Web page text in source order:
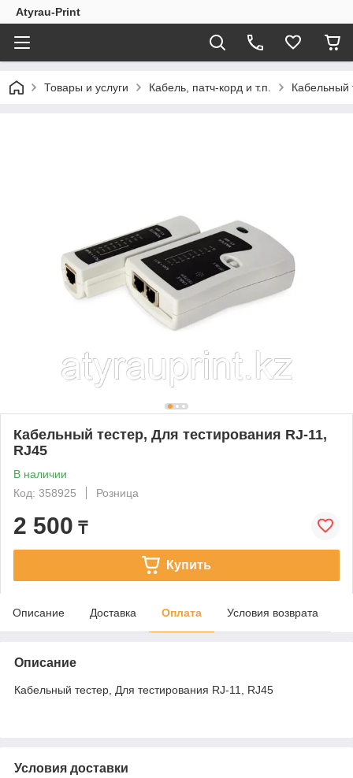
Atyrau-Print
Товары и услуги Кабель, патч-корд и т.п. Кабельный
Кабельный тестер, Для тестирования RJ-11,
RJ45
В наличии
Код: 358925
Розница
2 500 ₸
Купить
Описание Доставка Оплата Условия возврата
Описание
Кабельный тестер, Для тестирования RJ-11, RJ45
Условия доставки